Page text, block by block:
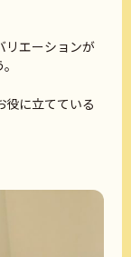
リエーションが
役に立てている